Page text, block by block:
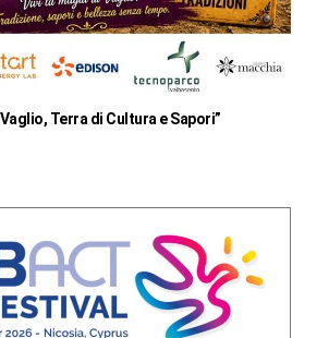
Terra di Cultura e Sapori”